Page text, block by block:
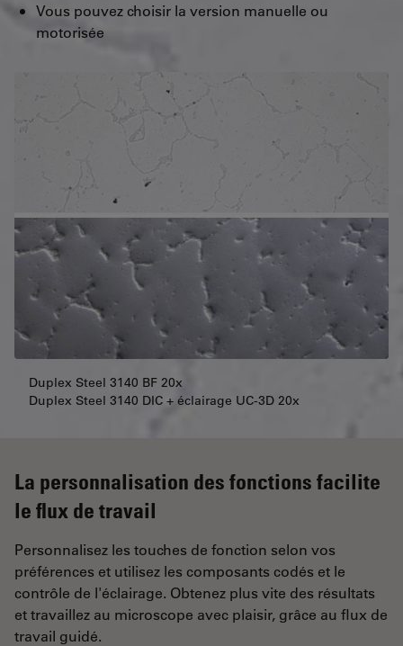
Vous pouvez choisir la version manuelle ou
motorisée
Duplex Steel 3140 BF 20x
Duplex Steel 3140 DIC + éclairage UC-3D 20x
La personnalisation des fonctions facilite
le flux de travail
Personnalisez les touches de fonction selon vos
préférences et utilisez les composants codés et le
contrôle de l'éclairage. Obtenez plus vite des résultats
et travaillez au microscope avec plaisir, grâce au flux de
travail guidé.